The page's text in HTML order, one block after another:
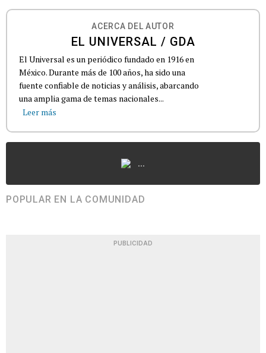
ACERCA DEL AUTOR
EL UNIVERSAL / GDA
El Universal es un periódico fundado en 1916 en
México. Durante más de 100 años, ha sido una
fuente confiable de noticias y análisis, abarcando
una amplia gama de temas nacionales...
Leer más
...
POPULAR EN LA COMUNIDAD
PUBLICIDAD